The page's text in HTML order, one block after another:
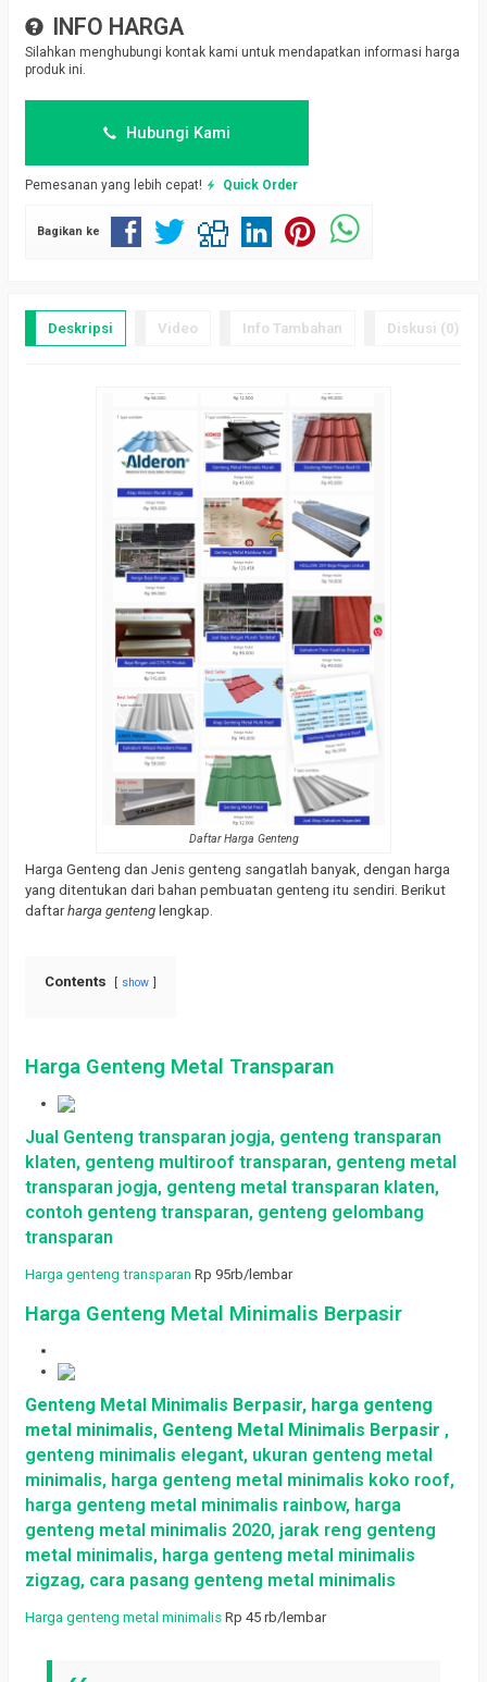
INFO HARGA
Silahkan menghubungi kontak kami untuk mendapatkan informasi harga
produk ini.
Hubungi Kami
Pemesanan yang lebih cepat! Quick Order
Bagikan ke
Deskripsi Video Info Tambahan Diskusi (0)
Daftar Harga Genteng
Harga Genteng dan Jenis genteng sangatlah banyak, dengan harga
yang ditentukan dari bahan pembuatan genteng itu sendiri. Berikut
daftarharga genteng lengkap.
Contents show
Harga Genteng Metal Transparan
Jual Genteng transparan jogja, genteng transparan
klaten, genteng multiroof transparan, genteng metal
transparan jogja, genteng metal transparan klaten,
contoh genteng transparan, genteng gelombang
transparan
Harga genteng transparan Rp 95rb/lembar
Harga Genteng Metal Minimalis Berpasir
Genteng Metal Minimalis Berpasir, harga genteng
metal minimalis, Genteng Metal Minimalis Berpasir ,
genteng minimalis elegant, ukuran genteng metal
minimalis, harga genteng metal minimalis koko roof,
harga genteng metal minimalis rainbow, harga
genteng metal minimalis 2020, jarak reng genteng
metal minimalis, harga genteng metal minimalis
zigzag, cara pasang genteng metal minimalis
Harga genteng metal minimalis Rp 45 rb/lembar